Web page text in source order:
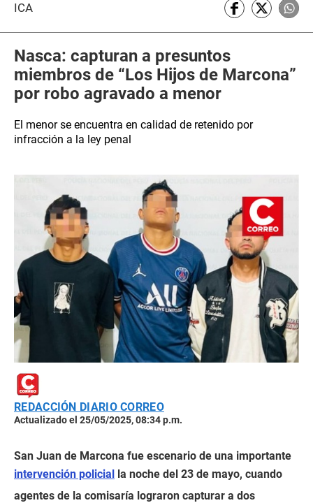
ICA
Nasca: capturan a presuntos
miembros de “Los Hijos de Marcona”
por robo agravado a menor
El menor se encuentra en calidad de retenido por
infracción a la ley penal
REDACCIÓN DIARIO CORREO
Actualizado el 25/05/2025, 08:34 p.m.
San Juan de Marcona fue escenario de una importante
intervención policial la noche del 23 de mayo, cuando
agentes de la comisaría lograron capturar a dos